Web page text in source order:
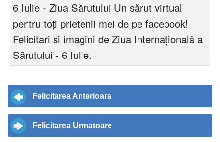
6 Iulie - Ziua Sărutului Un sărut virtual
pentru toți prietenii mei de pe facebook!
Felicitari si imagini de Ziua Internaţională a
Sărutului - 6 Iulie.
Felicitarea Anterioara
Felicitarea Urmatoare